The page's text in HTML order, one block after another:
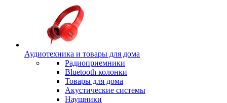
Аудиотехника и товары для дома
Радиоприемники
Bluetooth колонки
Товары для дома
Акустические системы
Наушники